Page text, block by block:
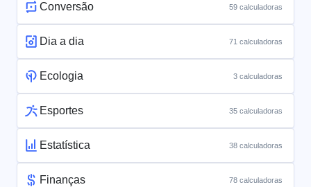
Conversão 59 calculadoras
Dia a dia 71 calculadoras
Ecologia 3 calculadoras
Esportes 35 calculadoras
Estatística 38 calculadoras
Finanças 78 calculadoras